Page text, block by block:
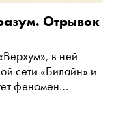
Отрывок
в ней
сети «Билайн» и
феномен
на труды